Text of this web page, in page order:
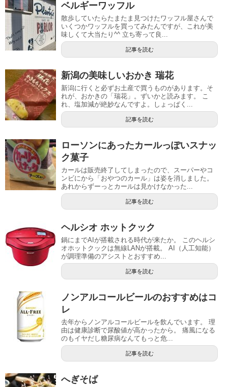
ベルギーワッフル
散歩していたらたまたま見つけたワッフル屋さんで
いくつかワッフルを買ってみたんですが、これが美
味しくて大当たり^^ 立ち寄って良...
記事を読む
新潟の美味しいおかき 瑞花
新潟に行くと必ずお土産で買うものがあります。そ
れが、おかきの「瑞花」。ずいかと読みます。 こ
れ、塩加減が絶妙なんですよ。しょっぱく...
記事を読む
ローソンにあったカールっぽいスナッ
ク菓子
カールは販売終了してしまったので、スーパーやコ
ンビにから「おやつのカール」は姿を消しました。
あれからずーっとカールは見かけなかった...
記事を読む
ヘルシオ ホットクック
鍋にまでAIが搭載される時代が来たか。 このヘルシ
オホットクックは無線LANが搭載。 AI（人工知能）
が調理準備のアシストとおすすめ...
記事を読む
ノンアルコールビールのおすすめはコ
レ
去年からノンアルコールビールを飲んでいます。 理
由は健康診断で尿酸値が高かったから。 痛風になる
のもイヤだし糖尿病なんてもっと危...
記事を読む
へぎそば